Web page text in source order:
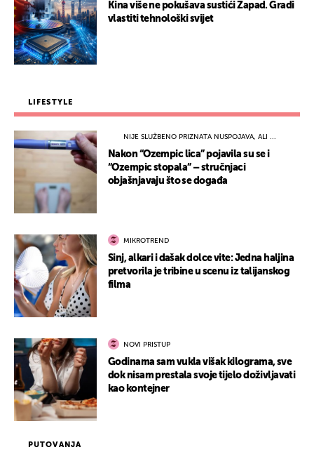
PUTOVANJA
Kina više ne pokušava sustići Zapad. Gradi
vlastiti tehnološki svijet
LIFESTYLE
NIJE SLUŽBENO PRIZNATA NUSPOJAVA, ALI ...
Nakon “Ozempic lica” pojavila su se i
“Ozempic stopala” – stručnjaci
objašnjavaju što se događa
MIKROTREND
Sinj, alkari i dašak dolce vite: Jedna haljina
pretvorila je tribine u scenu iz talijanskog
filma
NOVI PRISTUP
Godinama sam vukla višak kilograma, sve
dok nisam prestala svoje tijelo doživljavati
kao kontejner